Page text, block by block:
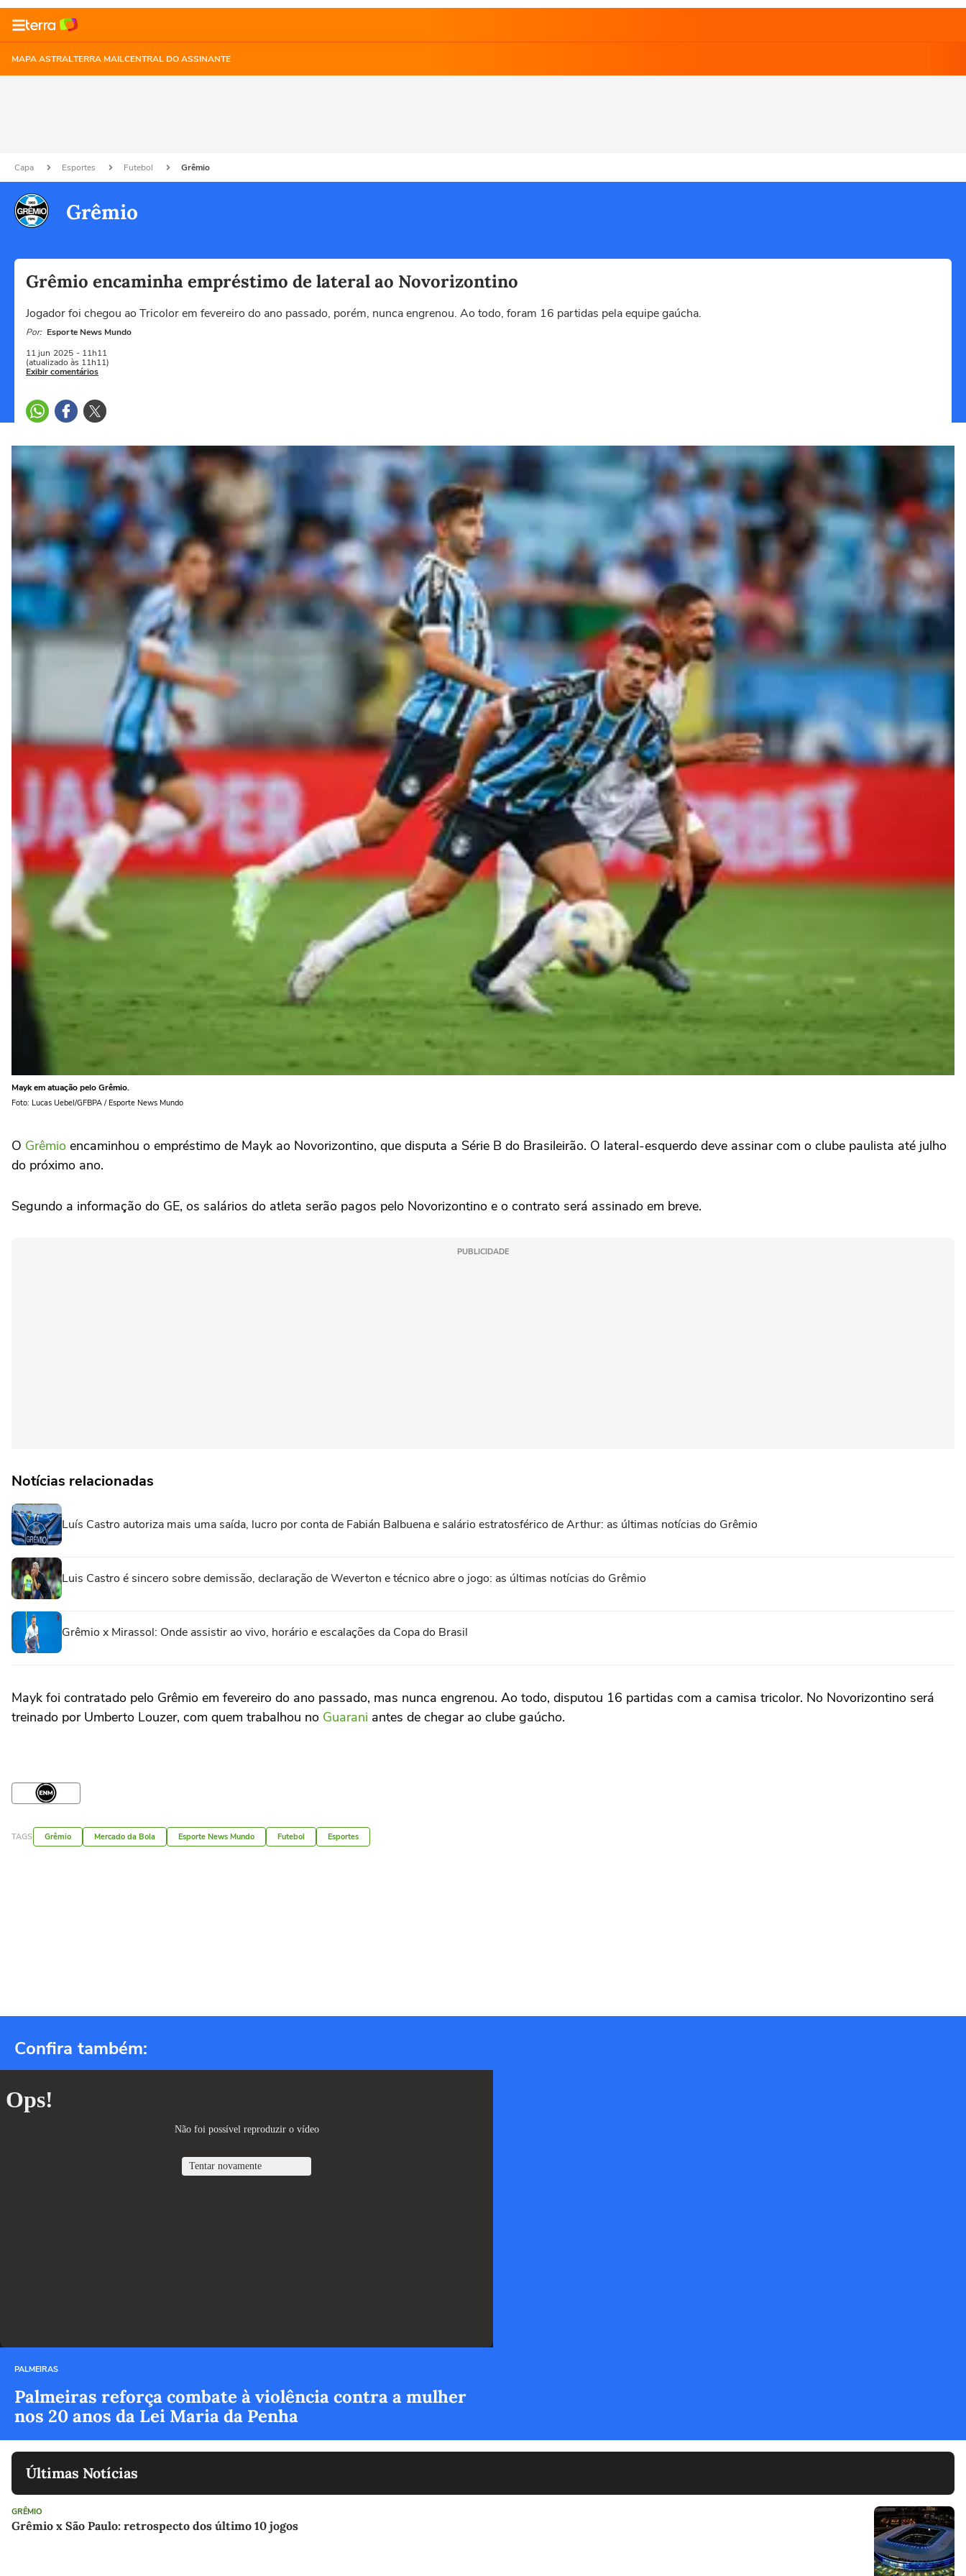
MAPA ASTRALTERRA MAILCENTRAL DO ASSINANTE
Capa Esportes Futebol Grêmio
Grêmio
Grêmio encaminha empréstimo de lateral ao Novorizontino
Jogador foi chegou ao Tricolor em fevereiro do ano passado, porém, nunca engrenou. Ao todo, foram 16 partidas pela equipe gaúcha.
Por: Esporte News Mundo
11 jun 2025 - 11h11
(atualizado às 11h11)
Exibir comentários
Mayk em atuação pelo Grêmio.
Foto: Lucas Uebel/GFBPA / Esporte News Mundo
O Grêmio encaminhou o empréstimo de Mayk ao Novorizontino, que disputa a Série B do Brasileirão. O lateral-esquerdo deve assinar com o clube paulista até julho
do próximo ano.
Segundo a informação do GE, os salários do atleta serão pagos pelo Novorizontino e o contrato será assinado em breve.
PUBLICIDADE
Notícias relacionadas
Luís Castro autoriza mais uma saída, lucro por conta de Fabián Balbuena e salário estratosférico de Arthur: as últimas notícias do Grêmio
Luis Castro é sincero sobre demissão, declaração de Weverton e técnico abre o jogo: as últimas notícias do Grêmio
Grêmio x Mirassol: Onde assistir ao vivo, horário e escalações da Copa do Brasil
Mayk foi contratado pelo Grêmio em fevereiro do ano passado, mas nunca engrenou. Ao todo, disputou 16 partidas com a camisa tricolor. No Novorizontino será
treinado por Umberto Louzer, com quem trabalhou no Guarani antes de chegar ao clube gaúcho.
TAGS Grêmio Mercado da Bola Esporte News Mundo Futebol Esportes
Confira também:
PALMEIRAS
Palmeiras reforça combate à violência contra a mulher
nos 20 anos da Lei Maria da Penha
Últimas Notícias
GRÊMIO
Grêmio x São Paulo: retrospecto dos último 10 jogos